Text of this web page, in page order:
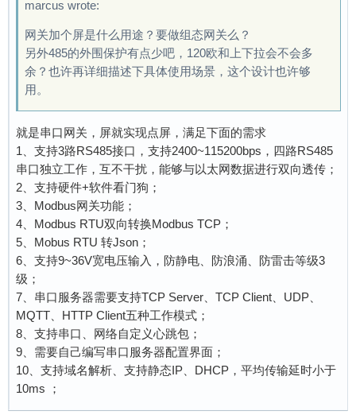
marcus wrote:
网关加个屏是什么用途？要做组态网关么？
另外485的外围保护有点少吧，120欧和上下拉会不会多
余？也许再详细描述下具体使用场景，这个设计也许够
用。
就是串口网关，屏就实现点屏，满足下面的需求
1、支持3路RS485接口，支持2400~115200bps，四路RS485
串口独立工作，互不干扰，能够与以太网数据进行双向透传；
2、支持硬件+软件看门狗；
3、Modbus网关功能；
4、Modbus RTU双向转换Modbus TCP；
5、Mobus RTU 转Json；
6、支持9~36V宽电压输入，防静电、防浪涌、防雷击等级3
级；
7、串口服务器需要支持TCP Server、TCP Client、UDP、
MQTT、HTTP Client五种工作模式；
8、支持串口、网络自定义心跳包；
9、需要自己编写串口服务器配置界面；
10、支持域名解析、支持静态IP、DHCP，平均传输延时小于
10ms ；